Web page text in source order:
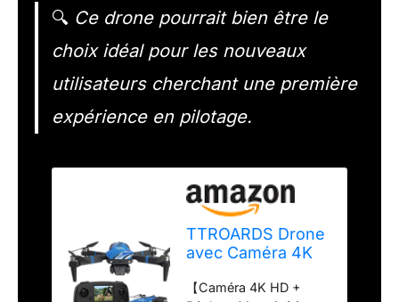
🔍 Ce drone pourrait bien être le
choix idéal pour les nouveaux
utilisateurs cherchant une première
expérience en pilotage.
TTROARDS Drone
avec Caméra 4K
Drones avec
【Caméra 4K HD +